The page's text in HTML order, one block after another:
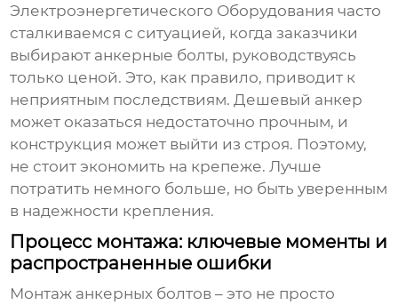
Электроэнергетического Оборудования часто
сталкиваемся с ситуацией, когда заказчики
выбирают анкерные болты, руководствуясь
только ценой. Это, как правило, приводит к
неприятным последствиям. Дешевый анкер
может оказаться недостаточно прочным, и
конструкция может выйти из строя. Поэтому,
не стоит экономить на крепеже. Лучше
потратить немного больше, но быть уверенным
в надежности крепления.
Процесс монтажа: ключевые моменты и
распространенные ошибки
Монтаж анкерных болтов – это не просто